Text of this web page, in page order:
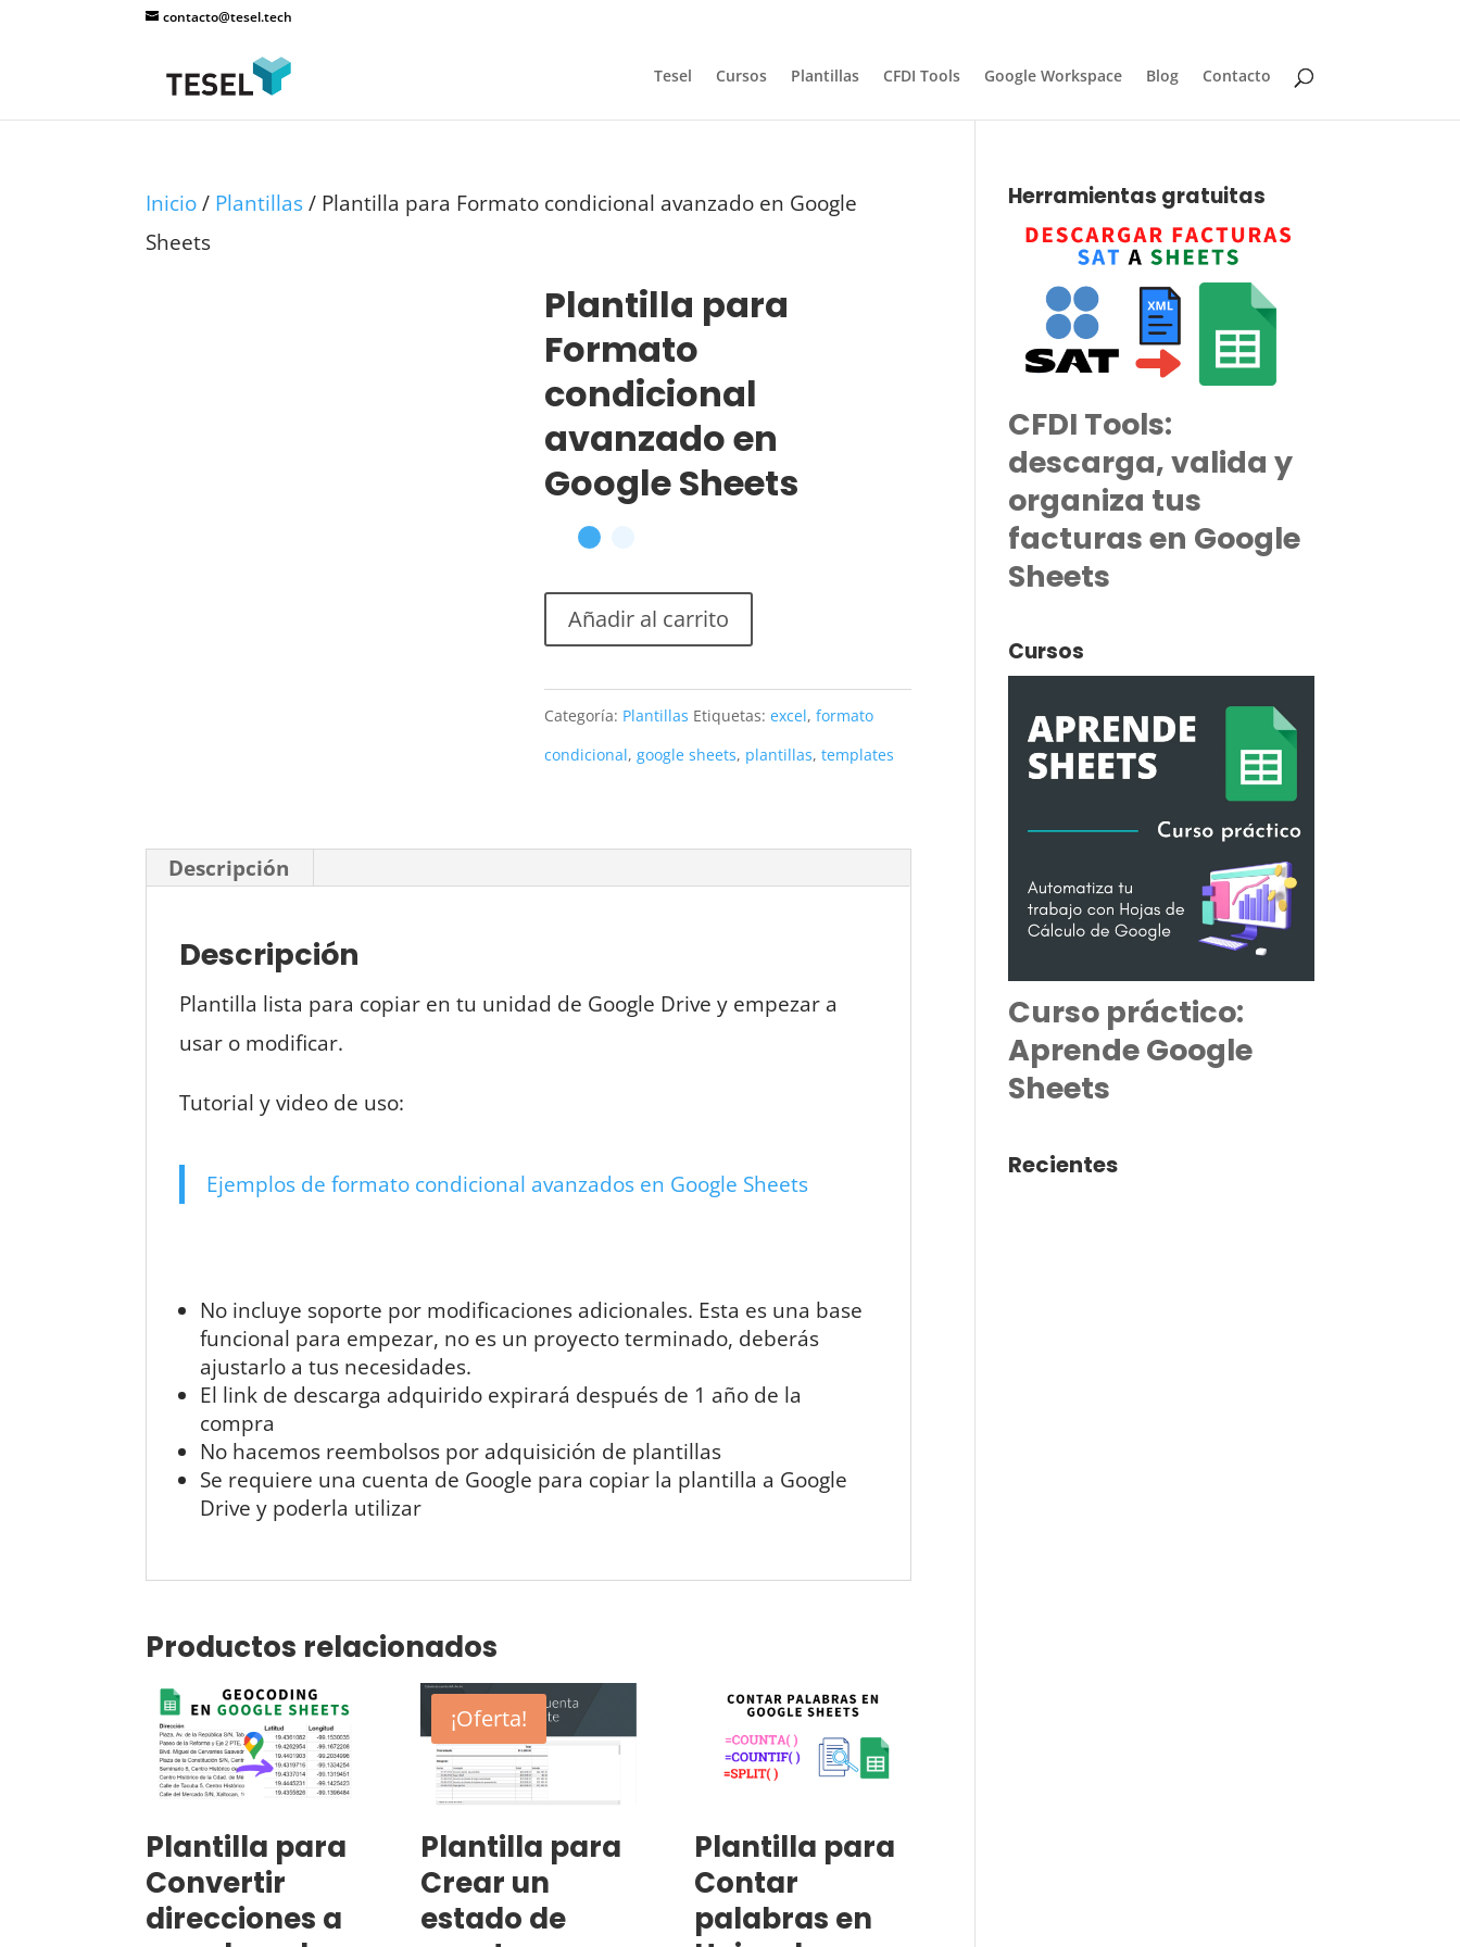
contacto@tesel.tech
Tesel Cursos Plantillas CFDI Tools Google Workspace Blog Contacto
Inicio/ Plantillas/ Plantilla para Formato condicional avanzado en Google
Sheets
Plantilla para
Formato
condicional
avanzado en
Google Sheets
Añadir al carrito
Categoría: Plantillas Etiquetas: excel, formato
condicional, google sheets, plantillas, templates
Descripción
Descripción
Plantilla lista para copiar en tu unidad de Google Drive y empezar a
usar o modificar.
Tutorial y video de uso:
Ejemplos de formato condicional avanzados en Google Sheets
No incluye soporte por modificaciones adicionales. Esta es una base
funcional para empezar, no es un proyecto terminado, deberás
ajustarlo a tus necesidades.
El link de descarga adquirido expirará después de 1 año de la
compra
No hacemos reembolsos por adquisición de plantillas
Se requiere una cuenta de Google para copiar la plantilla a Google
Drive y poderla utilizar
Productos relacionados
Plantilla para
Convertir
direcciones a
¡Oferta!
Plantilla para
Crear un
estado de
Plantilla para
Contar
palabras en
Herramientas gratuitas
CFDI Tools:
descarga, valida y
organiza tus
facturas en Google
Sheets
Cursos
Curso práctico:
Aprende Google
Sheets
Recientes